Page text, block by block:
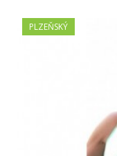
PLZEŇSKÝ